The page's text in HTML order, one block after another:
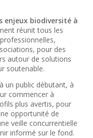
enjeux biodiversité à
réunit tous les
pour des
autour de solutions
soutenable.
un public débutant, à
commencer à
plus avertis, pour
opportunité de
veille concurrentielle
informé sur le fond.